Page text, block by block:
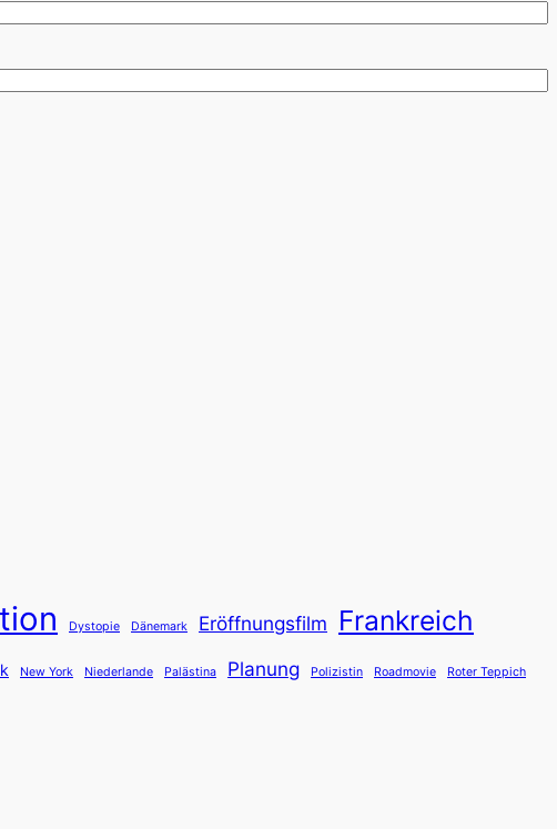
Dystopie Dänemark Eröffnungsfilm Frankreich
New York Niederlande Palästina Planung Polizistin Roadmovie Roter Teppich